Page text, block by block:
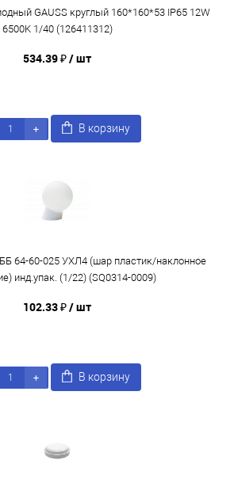
GAUSS круглый 160*160*53 IP65 12W
6500K 1/40 (126411312)
534.39 ₽/ шт
В корзину
64-60-025 УХЛ4 (шар пластик/наклонное
инд.упак. (1/22) (SQ0314-0009)
102.33 ₽/ шт
В корзину